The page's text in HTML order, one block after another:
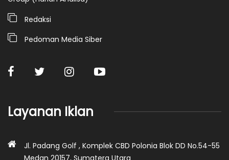
Redaksi
Pedoman Media Siber
Layanan Iklan
Jl. Padang Golf , Komplek CBD Polonia Blok DD No.54-55
Medan 20157, Sumatera Utara